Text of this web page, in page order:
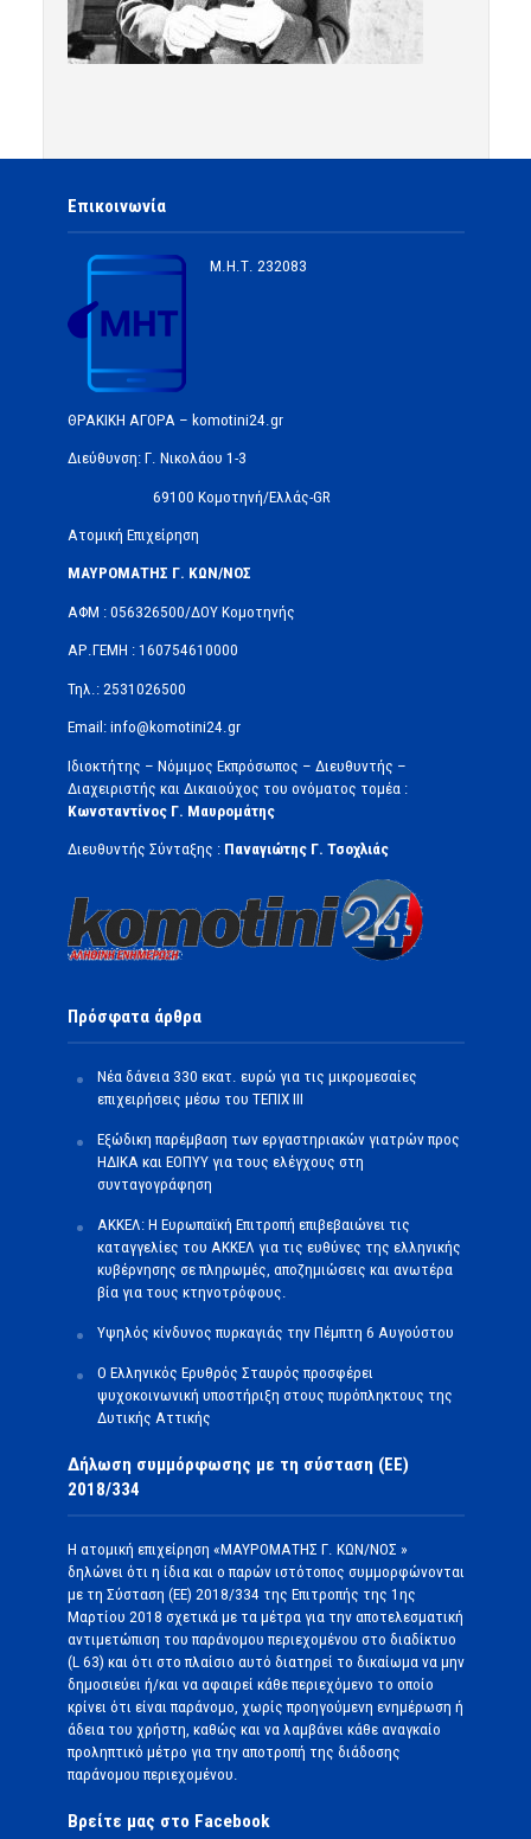
Επικοινωνία
Μ.Η.Τ. 232083
ΘΡΑΚΙΚΗ ΑΓΟΡΑ – komotini24.gr
Διεύθυνση: Γ. Νικολάου 1-3
69100 Κομοτηνή/Ελλάς-GR
Ατομική Επιχείρηση
ΜΑΥΡΟΜΑΤΗΣ Γ. ΚΩΝ/ΝΟΣ
ΑΦΜ : 056326500/ΔOΥ Κομοτηνής
ΑΡ.ΓΕΜΗ : 160754610000
Τηλ.: 2531026500
Email: info@komotini24.gr
Ιδιοκτήτης – Νόμιμος Εκπρόσωπος – Διευθυντής –
Διαχειριστής και Δικαιούχος του ονόματος τομέα :
Κωνσταντίνος Γ. Μαυρομάτης
Διευθυντής Σύνταξης : Παναγιώτης Γ. Τσοχλιάς
Πρόσφατα άρθρα
Νέα δάνεια 330 εκατ. ευρώ για τις μικρομεσαίες
επιχειρήσεις μέσω του ΤΕΠΙΧ ΙΙΙ
Εξώδικη παρέμβαση των εργαστηριακών γιατρών προς
ΗΔΙΚΑ και ΕΟΠΥΥ για τους ελέγχους στη
συνταγογράφηση
ΑΚΚΕΛ: Η Ευρωπαϊκή Επιτροπή επιβεβαιώνει τις
καταγγελίες του ΑΚΚΕΛ για τις ευθύνες της ελληνικής
κυβέρνησης σε πληρωμές, αποζημιώσεις και ανωτέρα
βία για τους κτηνοτρόφους.
Υψηλός κίνδυνος πυρκαγιάς την Πέμπτη 6 Αυγούστου
Ο Ελληνικός Ερυθρός Σταυρός προσφέρει
ψυχοκοινωνική υποστήριξη στους πυρόπληκτους της
Δυτικής Αττικής
Δήλωση συμμόρφωσης με τη σύσταση (ΕΕ)
2018/334
Η ατομική επιχείρηση «ΜΑΥΡΟΜΑΤΗΣ Γ. ΚΩΝ/ΝΟΣ »
δηλώνει ότι η ίδια και ο παρών ιστότοπος συμμορφώνονται
με τη Σύσταση (ΕΕ) 2018/334 της Επιτροπής της 1ης
Μαρτίου 2018 σχετικά με τα μέτρα για την αποτελεσματική
αντιμετώπιση του παράνομου περιεχομένου στο διαδίκτυο
(L 63) και ότι στο πλαίσιο αυτό διατηρεί το δικαίωμα να μην
δημοσιεύει ή/και να αφαιρεί κάθε περιεχόμενο το οποίο
κρίνει ότι είναι παράνομο, χωρίς προηγούμενη ενημέρωση ή
άδεια του χρήστη, καθώς και να λαμβάνει κάθε αναγκαίο
προληπτικό μέτρο για την αποτροπή της διάδοσης
παράνομου περιεχομένου.
Βρείτε μας στο Facebook